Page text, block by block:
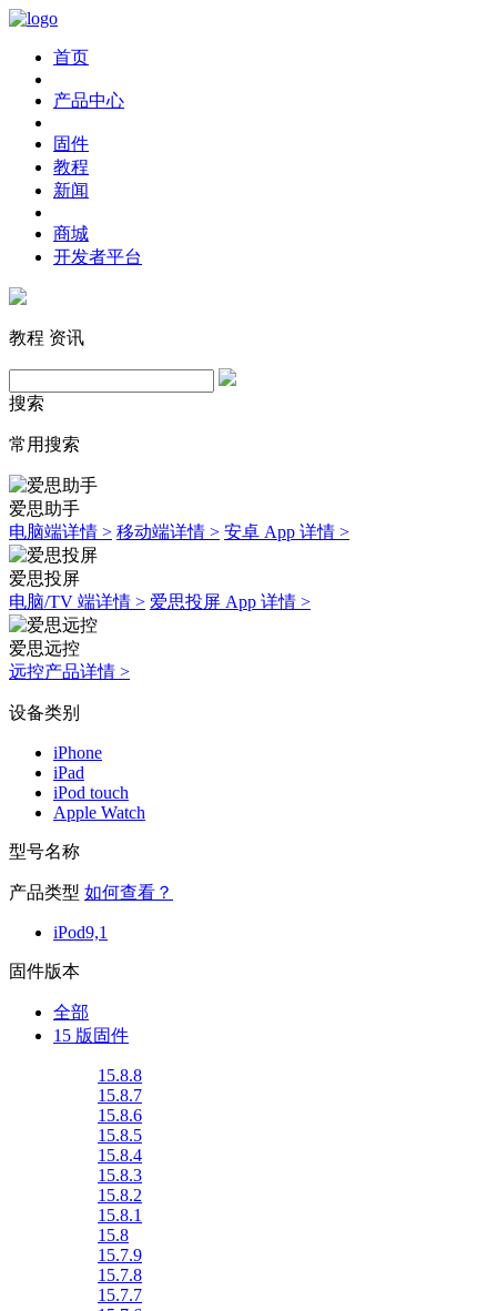
首页
产品中心
固件
教程
新闻
商城
开发者平台
教程 资讯
搜索
常用搜索
爱思助手
电脑端详情 > 移动端详情 > 安卓 App 详情 >
爱思投屏
电脑/TV 端详情 > 爱思投屏 App 详情 >
爱思远控
远控产品详情 >
设备类别
iPhone
iPad
iPod touch
Apple Watch
型号名称
产品类型 如何查看？
iPod9,1
固件版本
全部
15 版固件
15.8.8
15.8.7
15.8.6
15.8.5
15.8.4
15.8.3
15.8.2
15.8.1
15.8
15.7.9
15.7.8
15.7.7